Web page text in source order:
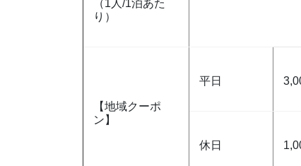
（1人/1泊あた
り）
【地域クーポ
ン】
平日
休日